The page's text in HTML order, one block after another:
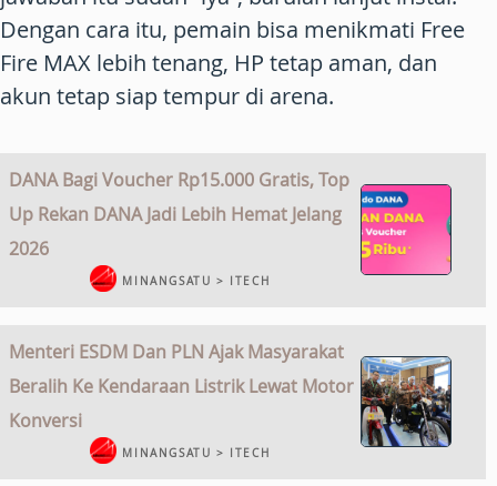
Dengan cara itu, pemain bisa menikmati Free
Fire MAX lebih tenang, HP tetap aman, dan
akun tetap siap tempur di arena.
DANA Bagi Voucher Rp15.000 Gratis, Top
Up Rekan DANA Jadi Lebih Hemat Jelang
2026
MINANGSATU > ITECH
Menteri ESDM Dan PLN Ajak Masyarakat
Beralih Ke Kendaraan Listrik Lewat Motor
Konversi
MINANGSATU > ITECH